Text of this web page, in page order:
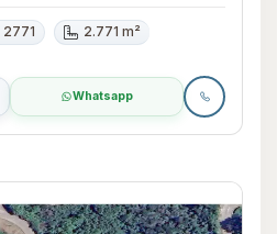
2771 2.771 m²
Whatsapp